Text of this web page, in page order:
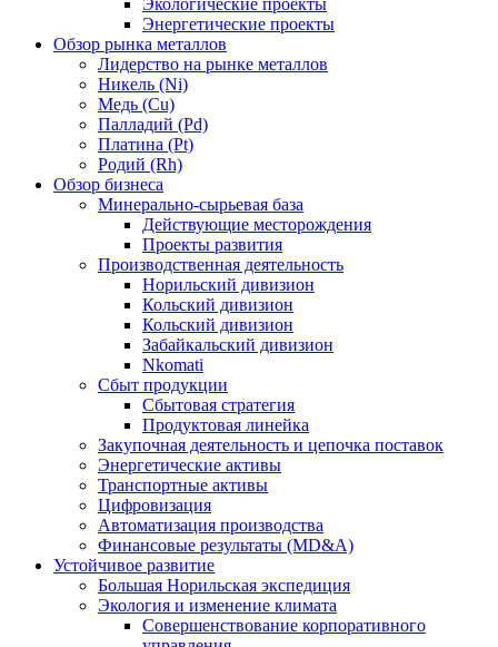
Энергетические проекты
Обзор рынка металлов
Лидерство на рынке металлов
Никель (Ni)
Медь (Cu)
Палладий (Pd)
Платина (Pt)
Родий (Rh)
Обзор бизнеса
Минерально-сырьевая база
Действующие месторождения
Проекты развития
Производственная деятельность
Норильский дивизион
Кольский дивизион
Кольский дивизион
Забайкальский дивизион
Nkomati
Сбыт продукции
Сбытовая стратегия
Продуктовая линейка
Закупочная деятельность и цепочка поставок
Энергетические активы
Транспортные активы
Цифровизация
Автоматизация производства
Финансовые результаты (MD&A)
Устойчивое развитие
Большая Норильская экспедиция
Экология и изменение климата
Совершенствование корпоративного